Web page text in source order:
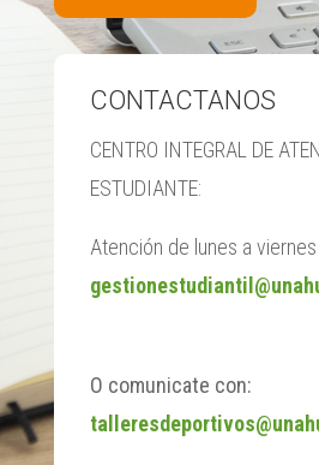
CONTACTANOS
CENTRO INTEGRAL DE
ESTUDIANTE:
Atención de lunes a
O comunicate con: